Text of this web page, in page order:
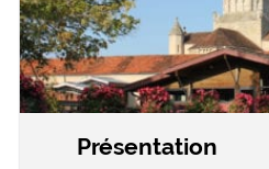
Présentation